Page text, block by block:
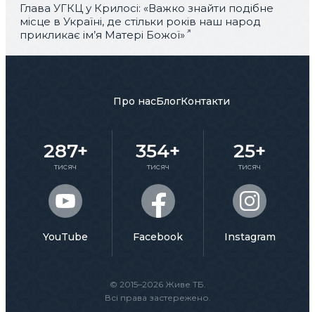
Глава УГКЦ у Крилосі: «Важко знайти подібне
місце в Україні, де стільки років наш народ
прикликає ім’я Матері Божої»
© 2015–2026 Живе ТБ.
Всі права застережено.
Про насБлогКонтакти
287+
тисяч
YouTube
354+
тисяч
Facebook
25+
тисяч
Instagram